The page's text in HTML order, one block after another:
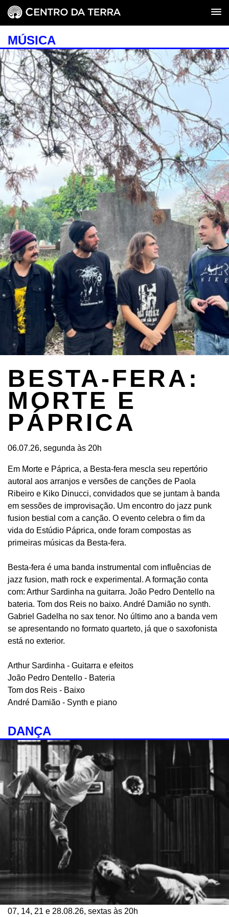
MÚSICA
BESTA-FERA:
MORTE E
PÁPRICA
06.07.26, segunda às 20h
Em Morte e Páprica, a Besta-fera mescla seu repertório
autoral aos arranjos e versões de canções de Paola
Ribeiro e Kiko Dinucci, convidados que se juntam à banda
em sessões de improvisação. Um encontro do jazz punk
fusion bestial com a canção. O evento celebra o fim da
vida do Estúdio Páprica, onde foram compostas as
primeiras músicas da Besta-fera.
Besta-fera é uma banda instrumental com influências de
jazz fusion, math rock e experimental. A formação conta
com: Arthur Sardinha na guitarra. João Pedro Dentello na
bateria. Tom dos Reis no baixo. André Damião no synth.
Gabriel Gadelha no sax tenor. No último ano a banda vem
se apresentando no formato quarteto, já que o saxofonista
está no exterior.
Arthur Sardinha - Guitarra e efeitos
João Pedro Dentello - Bateria
Tom dos Reis - Baixo
André Damião - Synth e piano
DANÇA
07, 14, 21 e 28.08.26, sextas às 20h